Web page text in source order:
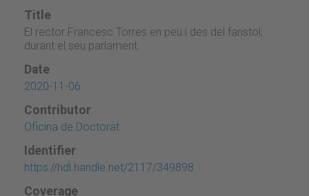
Title
El rector Francesc Torres en peu i des del faristol,
durant el seu parlament.
Date
2020-11-06
Contributor
Oficina de Doctorat
Identifier
https://hdl.handle.net/2117/349898
Coverage